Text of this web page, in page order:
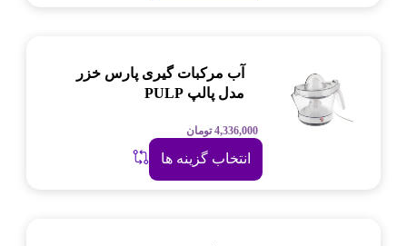
آب مرکبات گیری پارس خزر
مدل پالپ PULP
4,336,000 تومان
انتخاب گزینه ها